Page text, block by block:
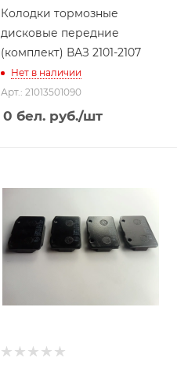
Колодки тормозные
дисковые передние
(комплект) ВАЗ 2101-2107
Нет в наличии
Арт.: 21013501090
0 бел. руб./шт